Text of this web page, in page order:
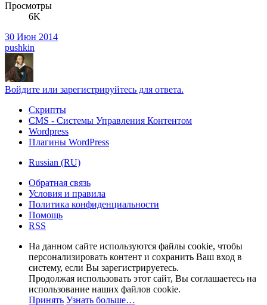
Просмотры
6K
30 Июн 2014
pushkin
Войдите или зарегистрируйтесь для ответа.
Скрипты
CMS - Системы Управления Контентом
Wordpress
Плагины WordPress
Russian (RU)
Обратная связь
Условия и правила
Политика конфиденциальности
Помощь
RSS
На данном сайте используются файлы cookie, чтобы
персонализировать контент и сохранить Ваш вход в
систему, если Вы зарегистрируетесь.
Продолжая использовать этот сайт, Вы соглашаетесь на
использование наших файлов cookie.
Принять Узнать больше…